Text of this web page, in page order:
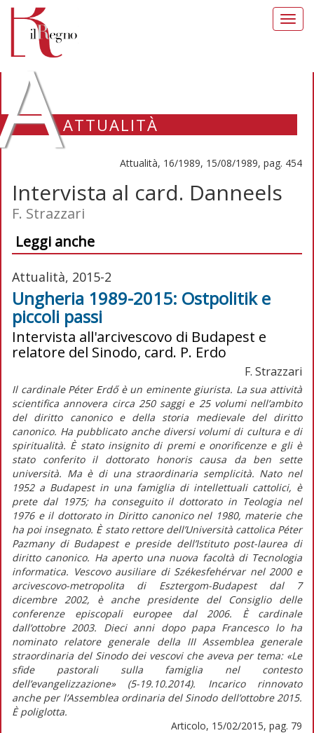
ATTUALITÀ
Attualità, 16/1989, 15/08/1989, pag. 454
Intervista al card. Danneels
F. Strazzari
Leggi anche
Attualità, 2015-2
Ungheria 1989-2015: Ostpolitik e
piccoli passi
Intervista all'arcivescovo di Budapest e
relatore del Sinodo, card. P. Erdo
F. Strazzari
Il cardinale Péter Erdő è un eminente giurista. La sua attività
scientifica annovera circa 250 saggi e 25 volumi nell’ambito
del diritto canonico e della storia medievale del diritto
canonico. Ha pubblicato anche diversi volumi di cultura e di
spiritualità. È stato insignito di premi e onorificenze e gli è
stato conferito il dottorato honoris causa da ben sette
università. Ma è di una straordinaria semplicità. Nato nel
1952 a Budapest in una famiglia di intellettuali cattolici, è
prete dal 1975; ha conseguito il dottorato in Teologia nel
1976 e il dottorato in Diritto canonico nel 1980, materie che
ha poi insegnato. È stato rettore dell’Università cattolica Péter
Pazmany di Budapest e preside dell’Istituto post-laurea di
diritto canonico. Ha aperto una nuova facoltà di Tecnologia
informatica. Vescovo ausiliare di Székesfehérvar nel 2000 e
arcivescovo-metropolita di Esztergom-Budapest dal 7
dicembre 2002, è anche presidente del Consiglio delle
conferenze episcopali europee dal 2006. È cardinale
dall’ottobre 2003. Dieci anni dopo papa Francesco lo ha
nominato relatore generale della III Assemblea generale
straordinaria del Sinodo dei vescovi che aveva per tema: «Le
sfide pastorali sulla famiglia nel contesto
dell’evangelizzazione» (5-19.10.2014). Incarico rinnovato
anche per l’Assemblea ordinaria del Sinodo dell’ottobre 2015.
È poliglotta.
Articolo, 15/02/2015, pag. 79